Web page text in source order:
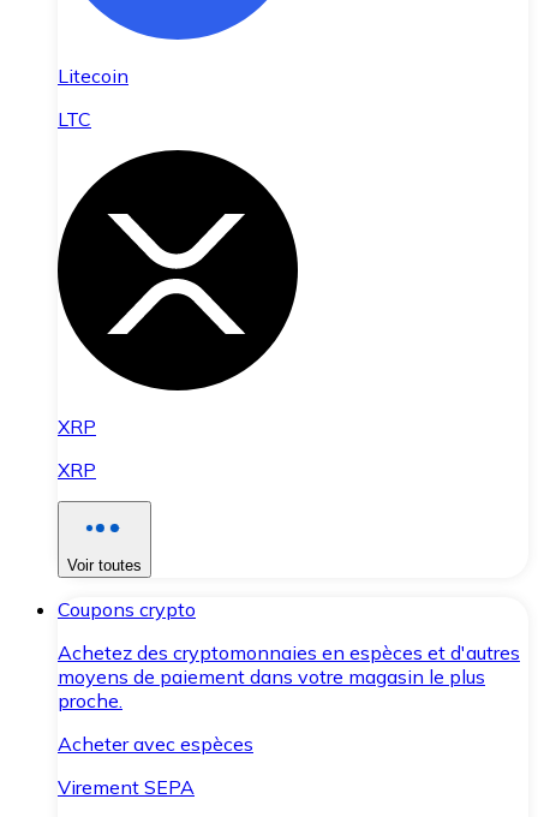
Litecoin
LTC
XRP
XRP
Voir toutes
Coupons crypto
Achetez des cryptomonnaies en espèces et d'autres
moyens de paiement dans votre magasin le plus
proche.
Acheter avec espèces
Virement SEPA